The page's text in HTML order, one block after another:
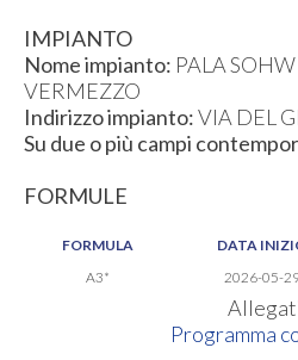
IMPIANTO
Nome impianto: PALA
VERMEZZO
Indirizzo impianto:VIA DEL
Su due o più campi
FORMULE
FORMULA DATA
A3*
2026-05-
Programma